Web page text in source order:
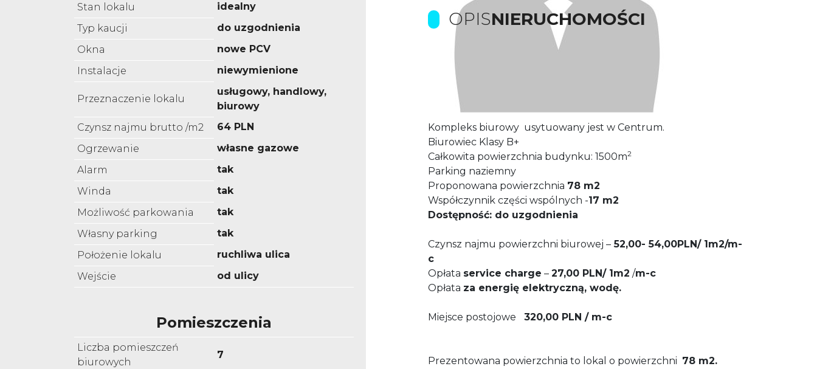
Stan lokalu
idealny
Typ kaucji
do uzgodnienia
Okna
nowe PCV
Instalacje
niewymienione
Przeznaczenie lokalu
usługowy, handlowy,
biurowy
Czynsz najmu brutto /m2
64 PLN
Ogrzewanie
własne gazowe
Alarm
tak
Winda
tak
Możliwość parkowania
tak
Własny parking
tak
Położenie lokalu
ruchliwa ulica
Wejście
od ulicy
Pomieszczenia
Liczba pomieszczeń
biurowych
7
OPISNIERUCHOMOŚCI
Prowizje dla biura pokrywa Właściciel nieruchomości.
Kompleks biurowy usytuowany jest w Centrum.
Biurowiec Klasy B+
Całkowita powierzchnia budynku: 1500m2
Parking naziemny
Proponowana powierzchnia 78 m2
Współczynnik części wspólnych -17 m2
Dostępność: do uzgodnienia
Czynsz najmu powierzchni biurowej – 52,00- 54,00PLN/ 1m2/m-
c
Opłata service charge – 27,00 PLN/ 1m2 /m-c
Opłata za energię elektryczną, wodę.
Miejsce postojowe 320,00 PLN / m-c
Prezentowana powierzchnia to lokal o powierzchni 78 m2.